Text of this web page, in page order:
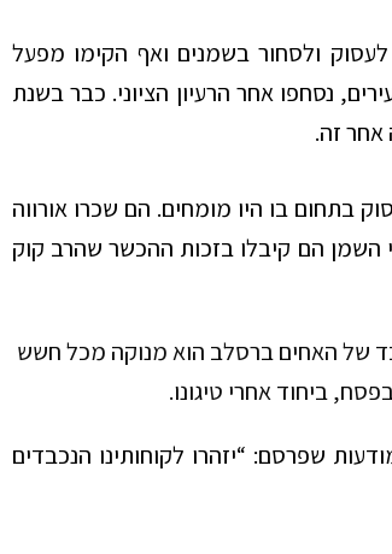
t
ולסחור בשמנים ואף הקימו מפעל
נסחפו אחר הרעיון הציוני. כבר בשנת
המשפחה לא הוליד הצלחה מרובה. בשנת 1907 שבו לעסוק בתחום בו היו מומחים. הם שכרו אורווה
השמן הם קיבלו בזכות ההכשר שהרב קוק
של האחים ברסלב הוא מנוקה מכל חשש
ביחוד אחרי טיגונו.
שפרסם: “יזהרו לקוחותינו הנכבדים